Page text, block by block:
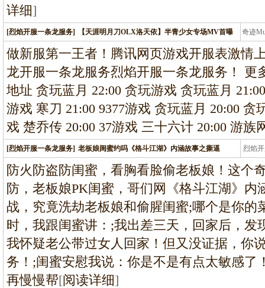
详细]
[烈焰开服一条龙服务] 【天涯明月刀OLX洛天依】半青少女专场MV首曝 奇迹
条
做新服第一王者！腾讯网页游戏开服表激情
龙开服一条龙服务烈焰开服一条龙服务！ 更
地址 贪玩蓝月 22:00 贪玩游戏 贪玩蓝月
游戏 寒刀 21:00 9377游戏 贪玩蓝月 20:00 贪
戏 楚乔传 20:00 37游戏 三十六计 20:00 游族
[烈焰开服一条龙服务] 老板娘闺蜜约吗《格斗江湖》内涵故事之撕逼 烈焰
龙
防火防盗防闺蜜，看胸看脸偷老板娘！这个
防，老板娘PK闺蜜，哥们网《格斗江湖》内
战，究竟洗劫老板娘和偷腥闺蜜;哪个是你的
时，我跟闺蜜讲：;我出差三天，回家后，发
我怀疑老公带过女人回家！但又没证据，你
务！;闺蜜安慰我说：你是不是有点太敏感了
再慢慢帮[阅读详细]